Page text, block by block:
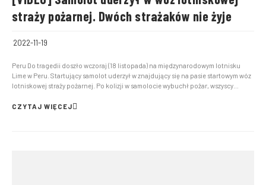
straży pożarnej. Dwóch strażaków nie żyje
2022-11-19
Peru Do tragedii doszło wczoraj (18 listopada) na międzynarodowym lotnisku
Lime w Peru. Startujący samolot uderzył w znajdujący się na pasie startowym wóz
lotniskowej straży pożarnej. Po kolizji w samolocie wybuchł pożar, wszyscy
strażaków, a jeden z ratowników, który...
CZYTAJ WIĘCEJ